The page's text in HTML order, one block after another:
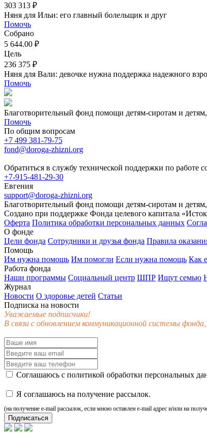
303 313 ₽
Няня для Ильи: его главный болельщик и друг
Помочь
Собрано
5 644.00 ₽
Цель
236 375 ₽
Няня для Вали: девочке нужна поддержка надежного
Помочь
Благотворительный фонд помощи детям-сиротам и
Помочь
По общим вопросам
+7 499 381-79-75
fond@doroga-zhizni.org
Обратиться в службу технической поддержки по работе
+7-915-481-29-30
Евгения
support@doroga-zhizni.org
Благотворительный фонд помощи детям-сиротам и
Создано при поддержке Фонда целевого капитала
Оферта Политика обработки персональных данных
О фонде
Цели фонда Сотрудники и друзья фонда Правила
Помощь
Им нужна помощь Им помогли Если нужна помощь Как
Работа фонда
Наши программы Социальный центр ШПР Ищут семью
Журнал
Новости О здоровье детей Статьи
Подписка на новости
Уважаемые подписчики!
В связи с обновлением коммуникационной системы
Соглашаюсь с политикой обработки персональных
Я соглашаюсь на получение рассылок.
(на получение e-mail рассылок, если мною оставлен e-mail адрес и/или на
Подписаться